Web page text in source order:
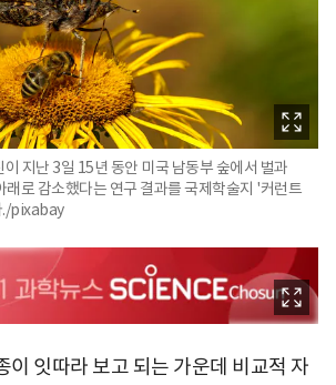
지난 3일 15년 동안 미국 남동부 숲에서 벌과
래로 감소했다는 연구 결과를 국제학술지 '커런트
./pixabay
이 잇따라 보고 되는 가운데 비교적 자